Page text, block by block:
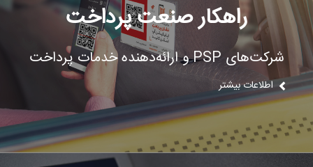
راهکار صنعت پرداخت
شرکت‌های PSP و ارائه‌دهنده خدمات پرداخت
اطلاعات بیشتر